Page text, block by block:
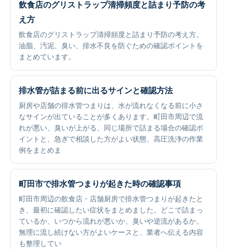
飲食店のグリストラップ清掃頻度と詰まり予防の考
え方
飲食店のグリストラップ清掃頻度と詰まり予防の考え方。
油脂、汚泥、臭い、排水不良を防ぐための確認ポイントを
まとめています。
排水管が詰まる前に出るサインと確認方法
厨房や店舗の排水管つまりは、水が流れなくなる前に小さ
なサインが出ていることが多くあります。町田市周辺で流
れが悪い、臭いが上がる、同じ場所で詰まる場合の確認ポ
イントと、急ぎで相談した方がよい状態、高圧洗浄の作業
例をまとめま
町田市で排水管つまりが起きた時の確認事項
町田市周辺の飲食店・店舗厨房で排水管つまりが起きたと
き、最初に確認したい症状をまとめました。どこで詰まっ
ているか、いつから流れが悪いか、臭いや逆流があるか。
無理に流し続けない方がよいケースと、業者へ伝える内容
も整理してい